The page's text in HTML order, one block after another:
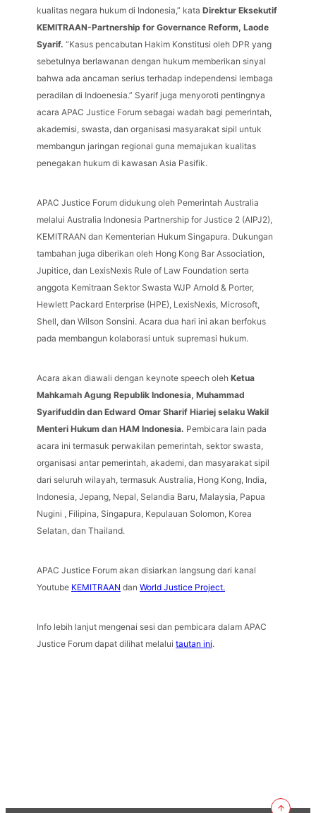
kualitas negara hukum di Indonesia,” kata Direktur Eksekutif
KEMITRAAN-Partnership for Governance Reform, Laode
Syarif. “Kasus pencabutan Hakim Konstitusi oleh DPR yang
sebetulnya berlawanan dengan hukum memberikan sinyal
bahwa ada ancaman serius terhadap independensi lembaga
peradilan di Indoenesia.” Syarif juga menyoroti pentingnya
acara APAC Justice Forum sebagai wadah bagi pemerintah,
akademisi, swasta, dan organisasi masyarakat sipil untuk
membangun jaringan regional guna memajukan kualitas
penegakan hukum di kawasan Asia Pasifik.
APAC Justice Forum didukung oleh Pemerintah Australia
melalui Australia Indonesia Partnership for Justice 2 (AIPJ2),
KEMITRAAN dan Kementerian Hukum Singapura. Dukungan
tambahan juga diberikan oleh Hong Kong Bar Association,
Jupitice, dan LexisNexis Rule of Law Foundation serta
anggota Kemitraan Sektor Swasta WJP Arnold & Porter,
Hewlett Packard Enterprise (HPE), LexisNexis, Microsoft,
Shell, dan Wilson Sonsini. Acara dua hari ini akan berfokus
pada membangun kolaborasi untuk supremasi hukum.
Acara akan diawali dengan keynote speech oleh Ketua
Mahkamah Agung Republik Indonesia, Muhammad
Syarifuddin dan Edward Omar Sharif Hiariej selaku Wakil
Menteri Hukum dan HAM Indonesia. Pembicara lain pada
acara ini termasuk perwakilan pemerintah, sektor swasta,
organisasi antar pemerintah, akademi, dan masyarakat sipil
dari seluruh wilayah, termasuk Australia, Hong Kong, India,
Indonesia, Jepang, Nepal, Selandia Baru, Malaysia, Papua
Nugini , Filipina, Singapura, Kepulauan Solomon, Korea
Selatan, dan Thailand.
APAC Justice Forum akan disiarkan langsung dari kanal
Youtube KEMITRAAN dan World Justice Project.
Info lebih lanjut mengenai sesi dan pembicara dalam APAC
Justice Forum dapat dilihat melalui tautan ini.